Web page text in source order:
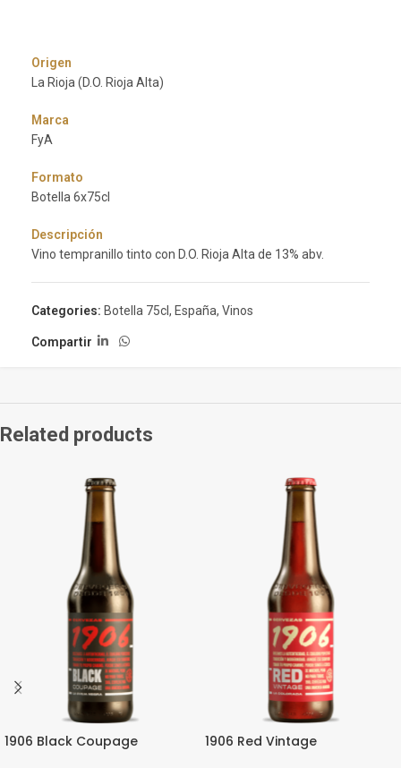
Origen
La Rioja (D.O. Rioja Alta)
Marca
FyA
Formato
Botella 6x75cl
Descripción
Vino tempranillo tinto con D.O. Rioja Alta de 13% abv.
Categories: Botella 75cl, España, Vinos
Compartir
Related products
1906 Black Coupage 1906 Red Vintage